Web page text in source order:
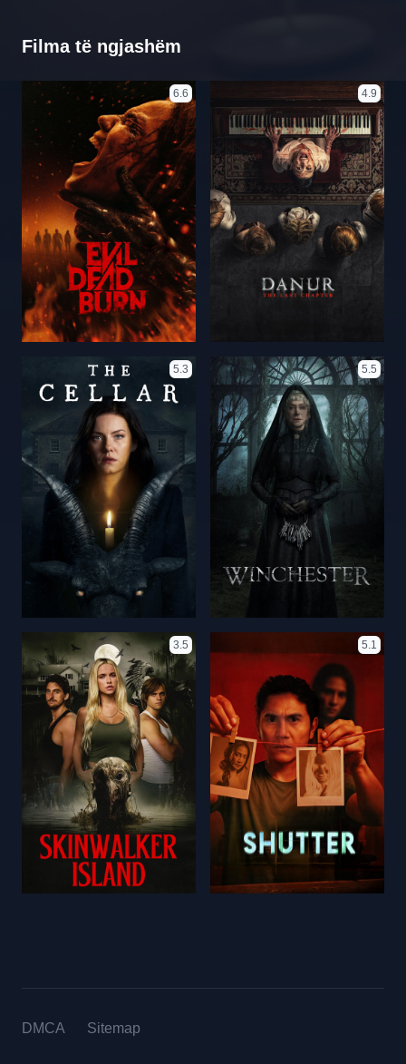
Filma të ngjashëm
6.6 4.9
5.3 5.5
3.5 5.1
DMCA Sitemap